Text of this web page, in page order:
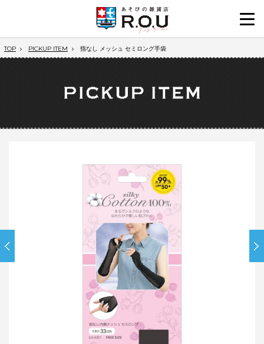
TOP PICKUP ITEM 指なし メッシュ セミロング手袋